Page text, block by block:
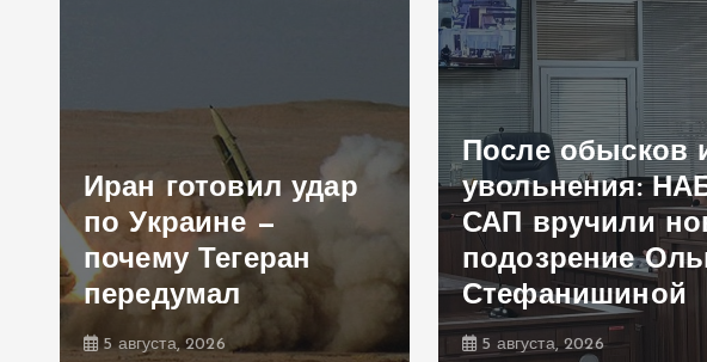
Иран готовил удар
по Украине —
почему Тегеран
передумал
5 августа, 2026
После обысков
увольнения:
САП вручили
подозрение
Стефанишиной
5 августа, 2026